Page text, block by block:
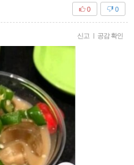
0
0
신고 | 공감 확인